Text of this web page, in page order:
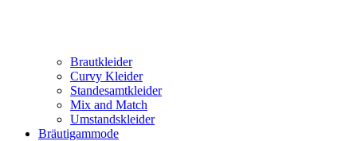
Brautkleider
Curvy Kleider
Standesamtkleider
Mix and Match
Umstandskleider
Bräutigammode